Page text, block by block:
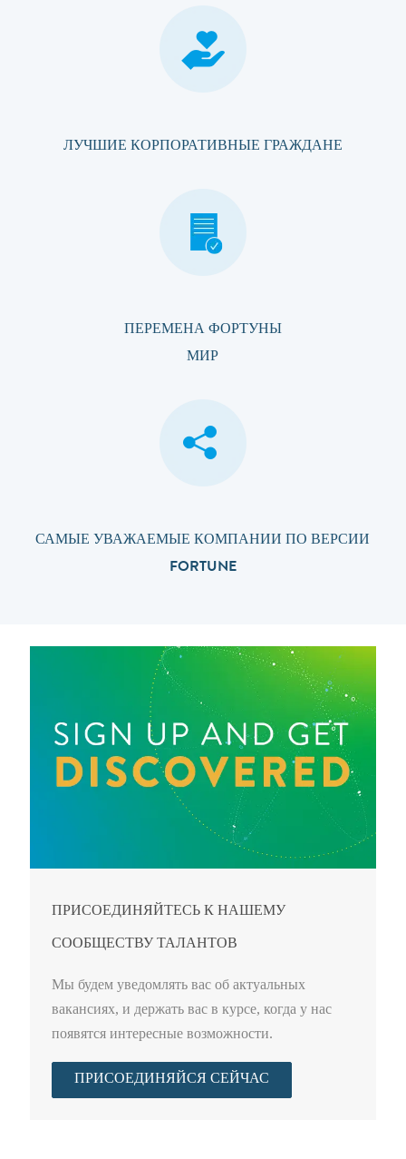
ЛУЧШИЕ КОРПОРАТИВНЫЕ ГРАЖДАНЕ
ПЕРЕМЕНА ФОРТУНЫ
МИР
САМЫЕ УВАЖАЕМЫЕ КОМПАНИИ ПО ВЕРСИИ
FORTUNE
ПРИСОЕДИНЯЙТЕСЬ К НАШЕМУ
СООБЩЕСТВУ ТАЛАНТОВ
Мы будем уведомлять вас об актуальных
вакансиях, и держать вас в курсе, когда у нас
появятся интересные возможности.
ПРИСОЕДИНЯЙСЯ СЕЙЧАС